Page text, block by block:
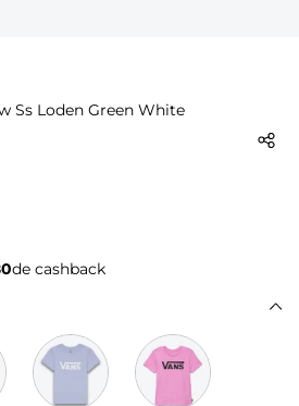
Ss Loden Green White
de cashback